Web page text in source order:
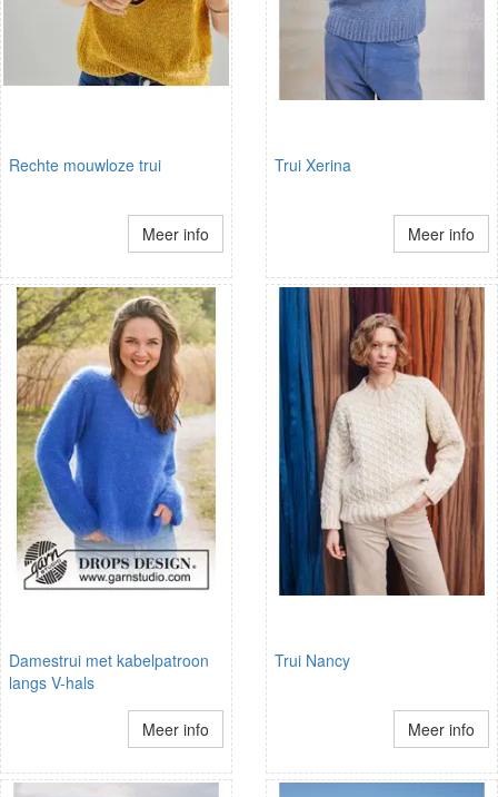
Rechte mouwloze trui
Meer info
Trui Xerina
Meer info
Damestrui met kabelpatroon
langs V-hals
Meer info
Trui Nancy
Meer info